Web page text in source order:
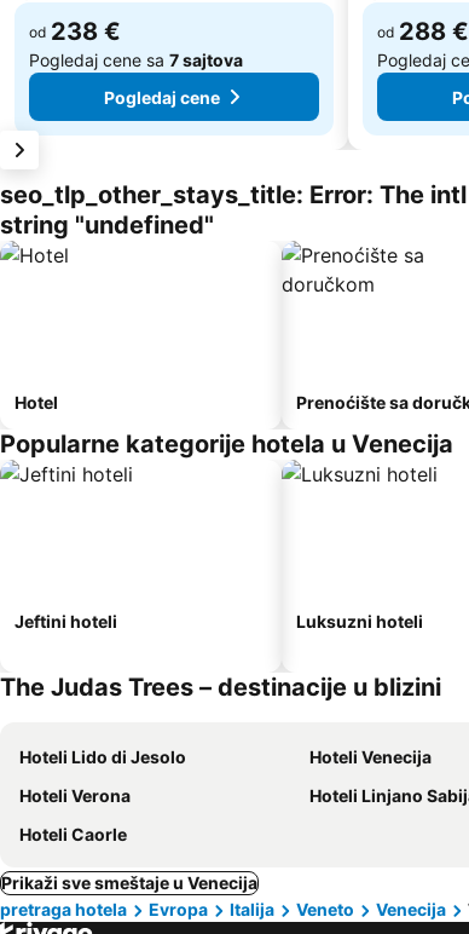
od 238 €
Pogledaj cene sa 7 sajtova
Pogledaj cene
od 288 €
Pogledaj
seo_tlp_other_stays_title: Error: The
string "undefined"
Hotel Prenoćište sa
Popularne kategorije hotela u Venecija
Jeftini hoteli Luksuzni hoteli
The Judas Trees – destinacije u blizini
Hoteli Lido di Jesolo Hoteli Venecija
Hoteli Verona
Hoteli Linjano
Hoteli Caorle
Prikaži sve smeštaje u Venecija
pretraga hotela
Evropa Italija Veneto Venecija